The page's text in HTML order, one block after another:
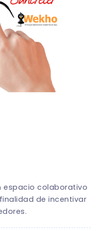
espacio colaborativo
de incentivar